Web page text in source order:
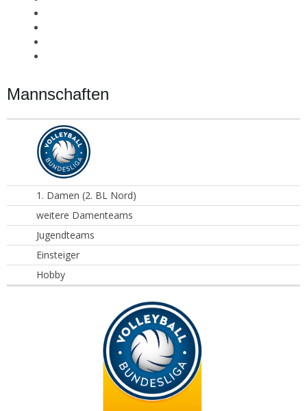
Mannschaften
1. Damen (2. BL Nord)
weitere Damenteams
Jugendteams
Einsteiger
Hobby